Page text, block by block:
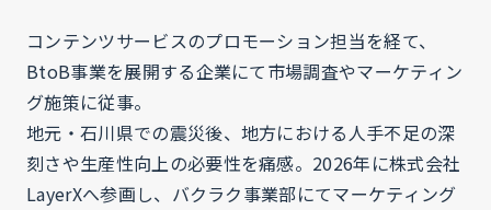
コンテンツサービスのプロモーション担当を経て、
BtoB事業を展開する企業にて市場調査やマーケティン
グ施策に従事。
地元・石川県での震災後、地方における人手不足の深
刻さや生産性向上の必要性を痛感。2026年に株式会社
LayerXへ参画し、バクラク事業部にてマーケティング